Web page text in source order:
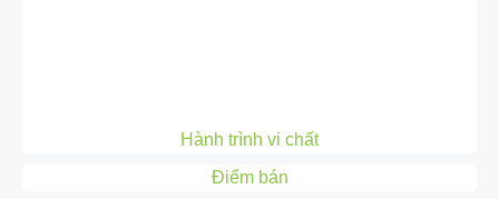
Hành trình vi chất
Điểm bán